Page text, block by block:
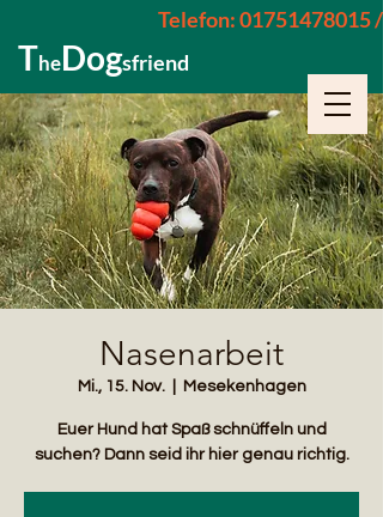
TheDogsfriend
Telefon: 01751478015 /
Nasenarbeit
Mi., 15. Nov.
  |
Mesekenhagen
Euer Hund hat Spaß schnüffeln und
suchen? Dann seid ihr hier genau richtig.